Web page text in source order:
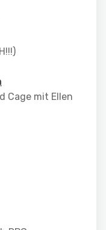
Cage mit Ellen